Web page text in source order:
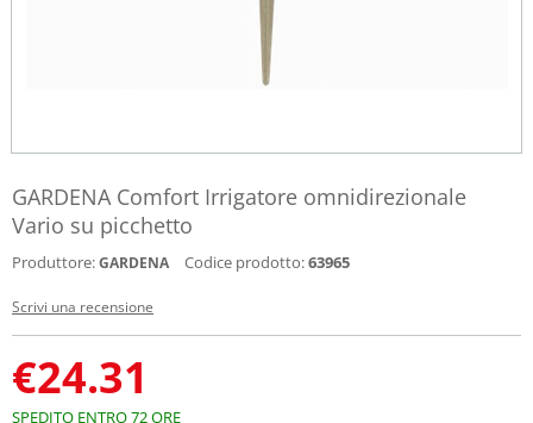
GARDENA Comfort Irrigatore omnidirezionale
Vario su picchetto
Produttore:GARDENA Codice prodotto:63965
Scrivi una recensione
€24.31
SPEDITO ENTRO 72 ORE